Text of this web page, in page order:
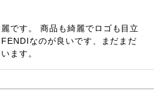
です。 商品も綺麗でロゴも目立
なのが良いです、まだまだ
ます。